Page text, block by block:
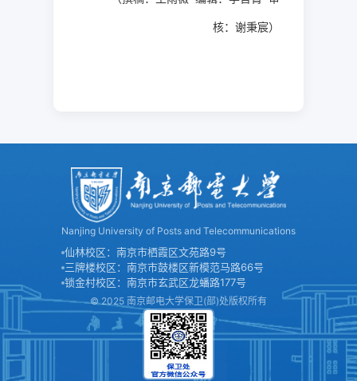
核：谢秉宸）
Nanjing University of Posts and Telecommunications
仙林校区：南京市栖霞区文苑路9号
三牌楼校区：南京市鼓楼区新模范马路66号
锁金村校区：南京市玄武区龙蟠路177号
© 2025 南京邮电大学保卫(部)处版权所有